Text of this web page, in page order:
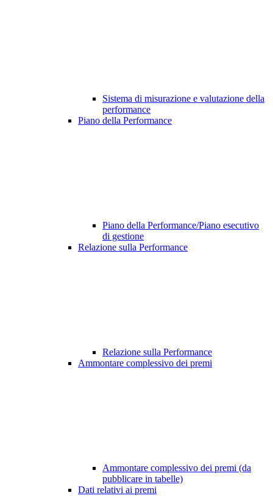
Sistema di misurazione e valutazione della
performance
Piano della Performance
Piano della Performance/Piano esecutivo
di gestione
Relazione sulla Performance
Relazione sulla Performance
Ammontare complessivo dei premi
Ammontare complessivo dei premi (da
pubblicare in tabelle)
Dati relativi ai premi